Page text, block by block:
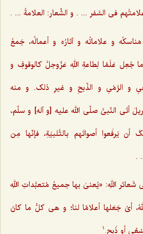
فی السَّفر ... . و الشِّعار: العلامةُ ... .
و علاماتُه و آثارُه و أعمالُه، جَمعُ
جُعِل عَلَمًا لِطاعةِ اللهِ عَزّوجلَّ کالوقوفِ و
و الرَّمْیِ و الذّبحِ و غیرِ ذلک. و منه
أتَی النّبیَّ صلّی الله علیه [و آله] و سلّم،
أن یَرفَعوا أصواتَهم بالتَّلبیَةِ،‌ فإنّها مِن
.
شَعائر اللهِ: «یُعنیٰ بها جمیعُ مُتعبَّداتِ اللهِ
أیْ جَعَلها أعلامًا لنا؛ و هی کلُّ ما کانَ
أو ذَبحٍ.
1